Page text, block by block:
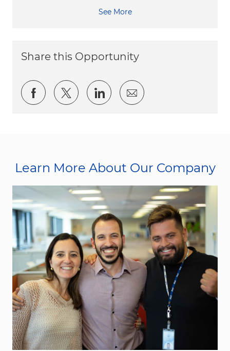
See More
Share this Opportunity
Share via Facebook
Share via twitter
Share via LinkedIn
Share via email
Learn More About Our Company